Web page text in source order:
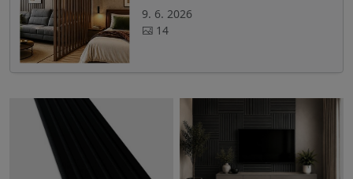
9. 6. 2026
14